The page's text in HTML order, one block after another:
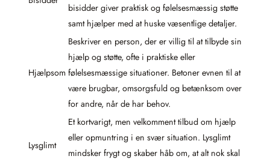
bisidder giver praktisk og følelsesmæssig støtte
samt hjælper med at huske væsentlige detaljer.
Hjælpsom
Beskriver en person, der er villig til at tilbyde sin
hjælp og støtte, ofte i praktiske eller
følelsesmæssige situationer. Betoner evnen til at
være brugbar, omsorgsfuld og betænksom over
for andre, når de har behov.
Lysglimt
Et kortvarigt, men velkomment tilbud om hjælp
eller opmuntring i en svær situation. Lysglimt
mindsker frygt og skaber håb om, at alt nok skal